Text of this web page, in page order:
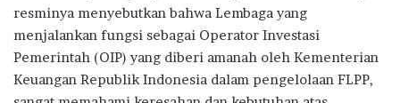
resminya menyebutkan bahwa Lembaga yang
menjalankan fungsi sebagai Operator Investasi
Pemerintah (OIP) yang diberi amanah oleh Kementerian
Keuangan Republik Indonesia dalam pengelolaan FLPP,